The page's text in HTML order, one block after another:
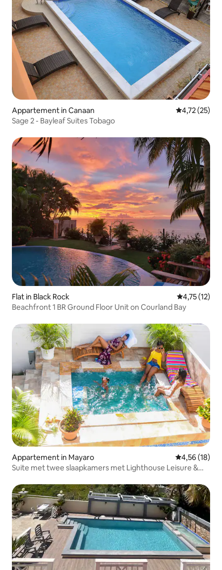
Appartement in Canaan Gemiddelde
4,72 (25)
Sage 2 - Bayleaf Suites Tobago
Flat in Black Rock Gemiddelde
4,75 (12)
Beachfront 1 BR Ground Floor Unit on Courland Bay
Appartement in Mayaro Gemiddelde
4,56 (18)
Suite met twee slaapkamers met Lighthouse Leisure &